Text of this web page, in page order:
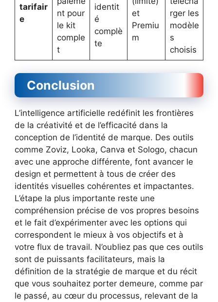
tarifair
e
nt pour
le kit
comple
t
identit
é
complè
te
et
Premiu
m
rger les
modèle
s
choisis
Conclusion
L’intelligence artificielle redéfinit les frontières
de la créativité et de l’efficacité dans la
conception de l’identité de marque. Des outils
comme Zoviz, Looka, Canva et Sologo, chacun
avec une approche différente, font avancer le
design et permettent à tous de créer des
identités visuelles cohérentes et impactantes.
L’étape la plus importante reste une
compréhension précise de vos propres besoins
et le fait d’expérimenter avec les options qui
correspondent le mieux à vos objectifs et à
votre flux de travail. N’oubliez pas que ces outils
sont de puissants facilitateurs, mais la
définition de la stratégie de marque et du récit
que vous souhaitez porter demeure, comme par
le passé, au cœur du processus, relevant de la